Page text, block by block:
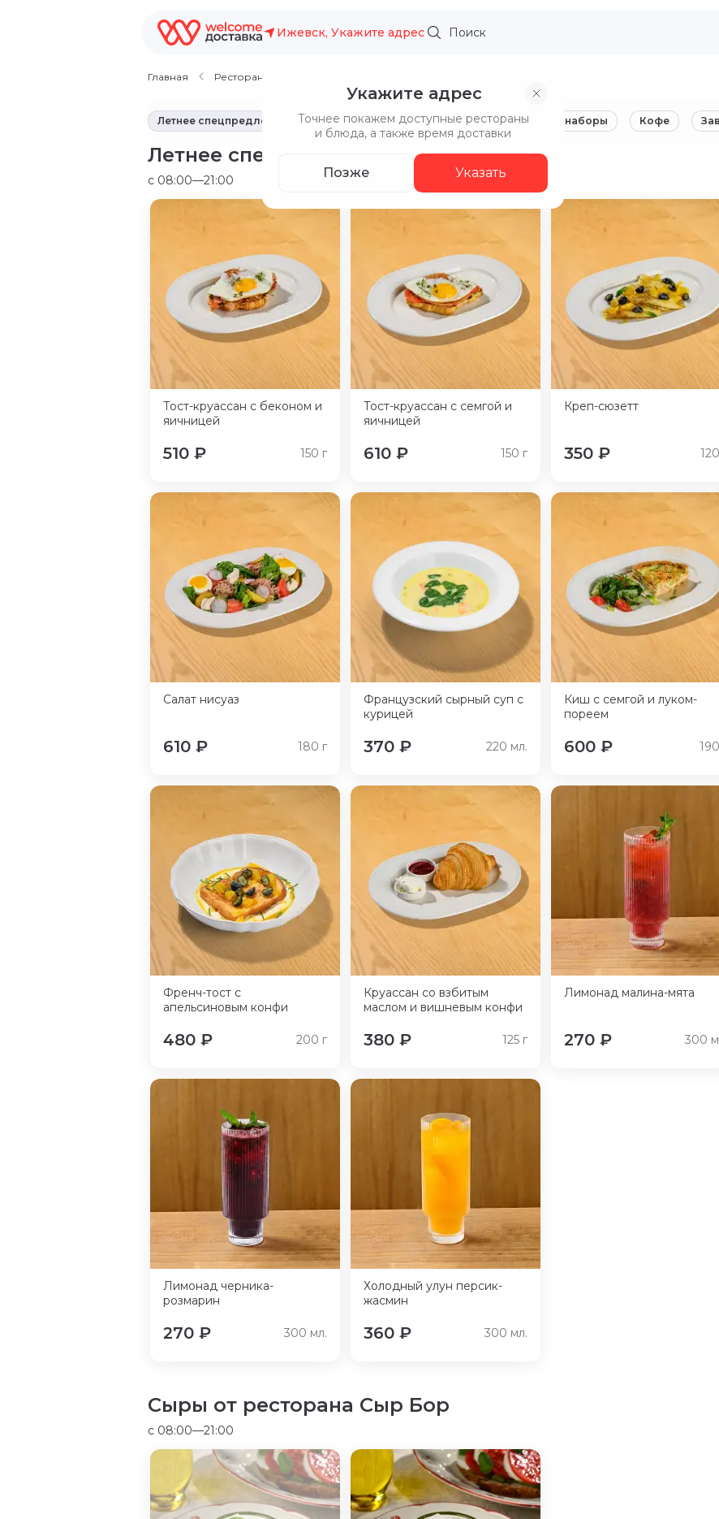
Главная Рестораны
Летнее спецпредложение Сыры от ресторана Сыр Бор Комбо-наборы Кофе
Летнее спецпредложение
c 08:00—21:00
Тост-круассан с беконом и
яичницей
510 ₽ 150 г
Тост-круассан с семгой и
яичницей
610 ₽ 150 г
Креп-сюзетт
350 ₽ 120
Салат нисуаз
610 ₽ 180 г
Французский сырный суп с
курицей
370 ₽ 220 мл.
Киш с семгой и луком-
пореем
600 ₽ 190
Френч-тост с
апельсиновым конфи
480 ₽ 200 г
Круассан со взбитым
маслом и вишневым конфи
380 ₽ 125 г
Лимонад малина-мята
270 ₽ 300
Лимонад черника-
розмарин
270 ₽ 300 мл.
Холодный улун персик-
жасмин
360 ₽ 300 мл.
Сыры от ресторана Сыр Бор
c 08:00—21:00
Ижевск, Укажите адрес
Укажите адрес
Точнее покажем доступные рестораны
и блюда, а также время доставки
Позже Указать